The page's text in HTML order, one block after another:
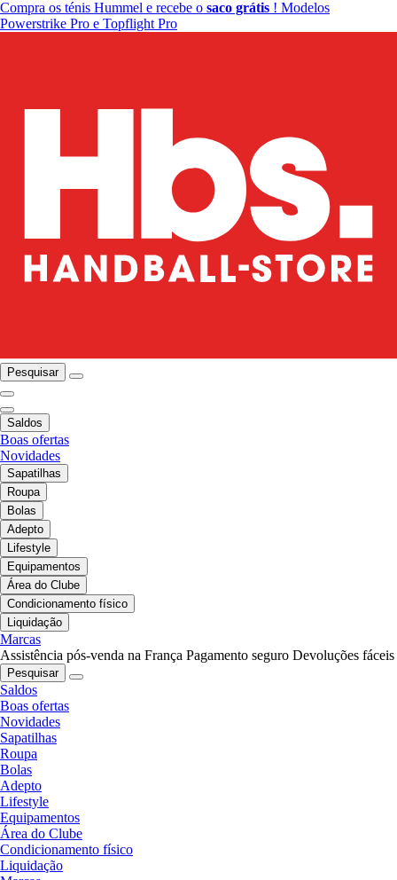
Compra os ténis Hummel e recebe o saco grátis ! Modelos
Powerstrike Pro e Topflight Pro
Pesquisar
Saldos
Boas ofertas
Novidades
Sapatilhas
Roupa
Bolas
Adepto
Lifestyle
Equipamentos
Área do Clube
Condicionamento físico
Liquidação
Marcas
Assistência pós-venda na França Pagamento seguro Devoluções fáceis
Pesquisar
Saldos
Boas ofertas
Novidades
Sapatilhas
Roupa
Bolas
Adepto
Lifestyle
Equipamentos
Área do Clube
Condicionamento físico
Liquidação